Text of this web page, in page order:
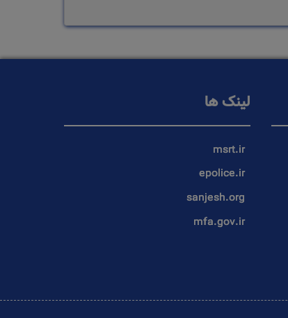
لینک ها
msrt.ir
epolice.ir
sanjesh.org
mfa.gov.ir